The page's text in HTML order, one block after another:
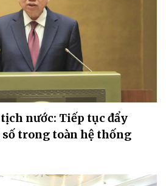
nước: Tiếp tục đẩy
trong toàn hệ thống